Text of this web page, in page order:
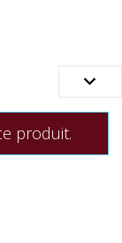

produit.